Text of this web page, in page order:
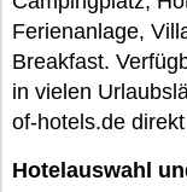
Ferienanlage,
Breakfast.
in vielen
of-hotels.de
Hotelauswahl